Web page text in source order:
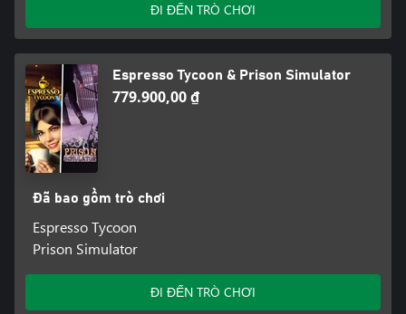
ĐI ĐẾN TRÒ CHƠI
Espresso Tycoon & Prison Simulator
779.900,00 ₫
Đã bao gồm trò chơi
Espresso Tycoon
Prison Simulator
ĐI ĐẾN TRÒ CHƠI